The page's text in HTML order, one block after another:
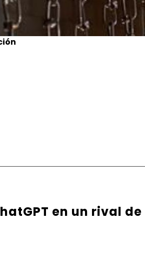
en un rival